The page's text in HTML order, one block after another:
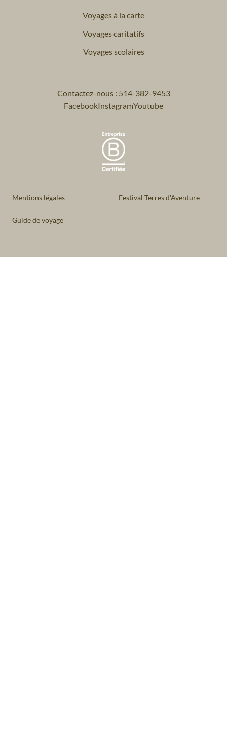
Voyages à la carte
Voyages caritatifs
Voyages scolaires
Contactez-nous : 514-382-9453
FacebookInstagramYoutube
Mentions légales Festival Terres d'Aventure
Guide de voyage